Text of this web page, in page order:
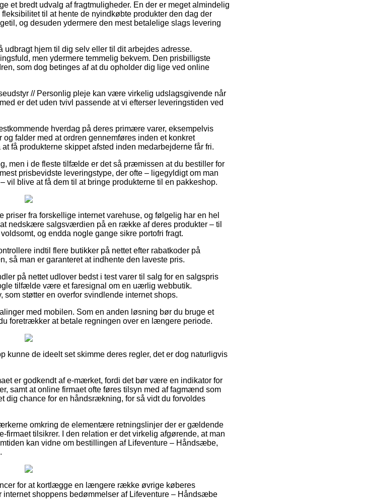
et bredt udvalg af fragtmuligheder. En der er meget almindelig
til at hente de nyindkøbte produkter den dag der
og desuden ydermere den mest betalelige slags levering
hjem til dig selv eller til dit arbejdes adresse.
men ydermere temmelig bekvem. Den prisbilligste
som dog betinges af at du opholder dig lige ved online
// Personlig pleje kan være virkelig udslagsgivende når
er det uden tvivl passende at vi efterser leveringstiden ved
hverdag på deres primære varer, eksempelvis
falder med at ordren gennemføres inden et konkret
få produkterne skippet afsted inden medarbejderne får fri.
men i de fleste tilfælde er det så præmissen at du bestiller for
prisbevidste leveringstype, der ofte – ligegyldigt om man
blive at få dem til at bringe produkterne til en pakkeshop.
priser fra forskellige internet varehuse, og følgelig har en hel
nedskære salgsværdien på en række af deres produkter – til
og endda nogle gange sikre portofri fragt.
indtil flere butikker på nettet efter rabatkoder på
så man er garanteret at indhente den laveste pris.
på nettet udlover bedst i test varer til salg for en salgspris
tilfælde være et faresignal om en uærlig webbutik.
som støtter en overfor svindlende internet shops.
med mobilen. Som en anden løsning bør du bruge et
foretrækker at betale regningen over en længere periode.
kunne de ideelt set skimme deres regler, det er dog naturligvis
er godkendt af e-mærket, fordi det bør være en indikator for
samt at online firmaet ofte føres tilsyn med af fagmænd som
dig chance for en håndsrækning, for så vidt du forvoldes
omkring de elementære retningslinjer der er gældende
firmaet tilsikrer. I den relation er det virkelig afgørende, at man
kan vidne om bestillingen af Lifeventure – Håndsæbe,
for at kortlægge en længere række øvrige køberes
internet shoppens bedømmelser af Lifeventure – Håndsæbe